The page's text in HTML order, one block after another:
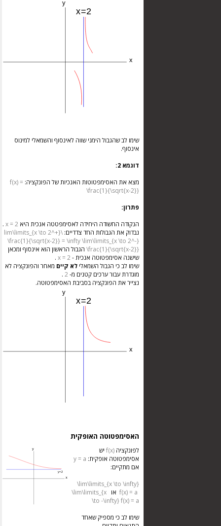
שימו לב שהגבול הימני שווה לאינסוף והשמאלי למינוס
אינסוף.
דוגמא 2:
מצא את האסימפטוטות האנכיות של הפונקציה: f(x) =
\frac{1}{\sqrt{x-2}}
פתרון:
הנקודה החשודה היחידה לאסימפטטה אנכית היאx = 2
.
נבדוק את הגבולות החד צדדיים: \lim\limits_{x \to 2^+}
\frac{1}{\sqrt{x-2}} = \infty\lim\limits_{x \to 2^-}
\frac{1}{\sqrt{x-2}} הגבול הראשון הוא אינסוף ומכאן
שישנה אסימפטוטה אנכית -x = 2
.
שימו לב כי הגבול השמאלילא קיים מאחר והפונקציה לא
מוגדרת עבור ערכים קטנים מ-2
.
נצייר את הפונקציה בסביבת האסימפטוטה.
האסימפטוטה האופקית
לפונקציהf(x) יש
אסימפטוטה אופקית: y = a
אם מתקיים:
\lim\limits_{x \to \infty}
f(x) = a או\lim\limits_{x
\to -\infty} f(x) = a
שימו לב כי מספיק שאחד